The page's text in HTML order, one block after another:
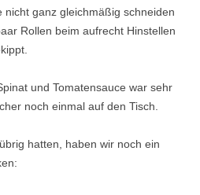
nicht ganz gleichmäßig schneiden
Rollen beim aufrecht Hinstellen
und Tomatensauce war sehr
noch einmal auf den Tisch.
hatten, haben wir noch ein